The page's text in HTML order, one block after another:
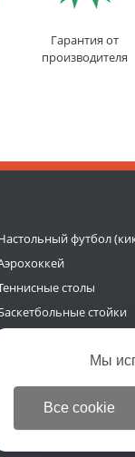
Гарантия от
производителя
футбол
столы
стойки
за 0.286 с | БД 0.186
Мы
Все cookie